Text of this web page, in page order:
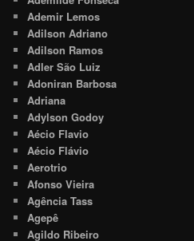
Ademir Lemos
Adilson Adriano
Adilson Ramos
Adler São Luiz
Adoniran Barbosa
Adriana
Adylson Godoy
Aécio Flavio
Aécio Flávio
Aerotrio
Afonso Vieira
Agência Tass
Agepê
Agildo Ribeiro